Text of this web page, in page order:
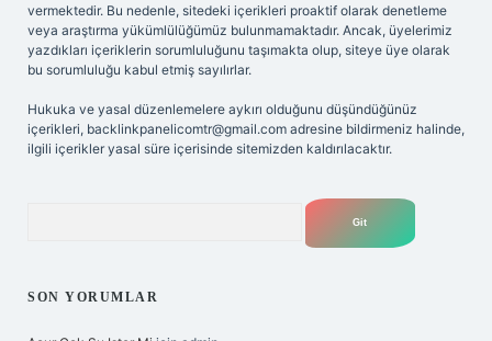
vermektedir. Bu nedenle, sitedeki içerikleri proaktif olarak denetleme
veya araştırma yükümlülüğümüz bulunmamaktadır. Ancak, üyelerimiz
yazdıkları içeriklerin sorumluluğunu taşımakta olup, siteye üye olarak
bu sorumluluğu kabul etmiş sayılırlar.
Hukuka ve yasal düzenlemelere aykırı olduğunu düşündüğünüz
içerikleri, backlinkpanelicomtr@gmail.com adresine bildirmeniz halinde,
ilgili içerikler yasal süre içerisinde sitemizden kaldırılacaktır.
SON YORUMLAR